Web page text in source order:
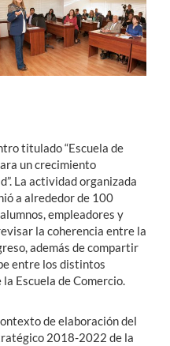
titulado “Escuela de
un crecimiento
La actividad organizada
a alrededor de 100
empleadores y
la coherencia entre la
además de compartir
entre los distintos
Escuela de Comercio.
de elaboración del
2018-2022 de la